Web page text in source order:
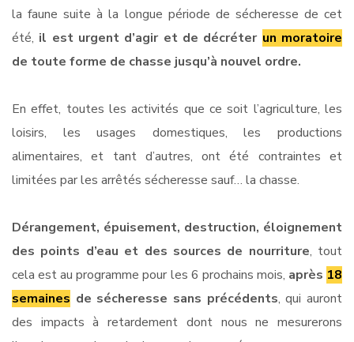
la faune suite à la longue période de sécheresse de cet
été, il est urgent d’agir et de décréter un moratoire
de toute forme de chasse jusqu’à nouvel ordre.
En effet, toutes les activités que ce soit l’agriculture, les
loisirs, les usages domestiques, les productions
alimentaires, et tant d’autres, ont été contraintes et
limitées par les arrêtés sécheresse sauf… la chasse.
Dérangement, épuisement, destruction, éloignement
des points d’eau et des sources de nourriture, tout
cela est au programme pour les 6 prochains mois, après 18
semaines de sécheresse sans précédents, qui auront
des impacts à retardement dont nous ne mesurerons